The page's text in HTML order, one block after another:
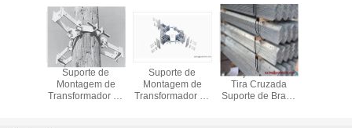
Suporte de
Montagem de
Transformador de
Suporte de
Montagem de
Transformador de
Braço Cruzado
Tira Cruzada
Suporte de Braço